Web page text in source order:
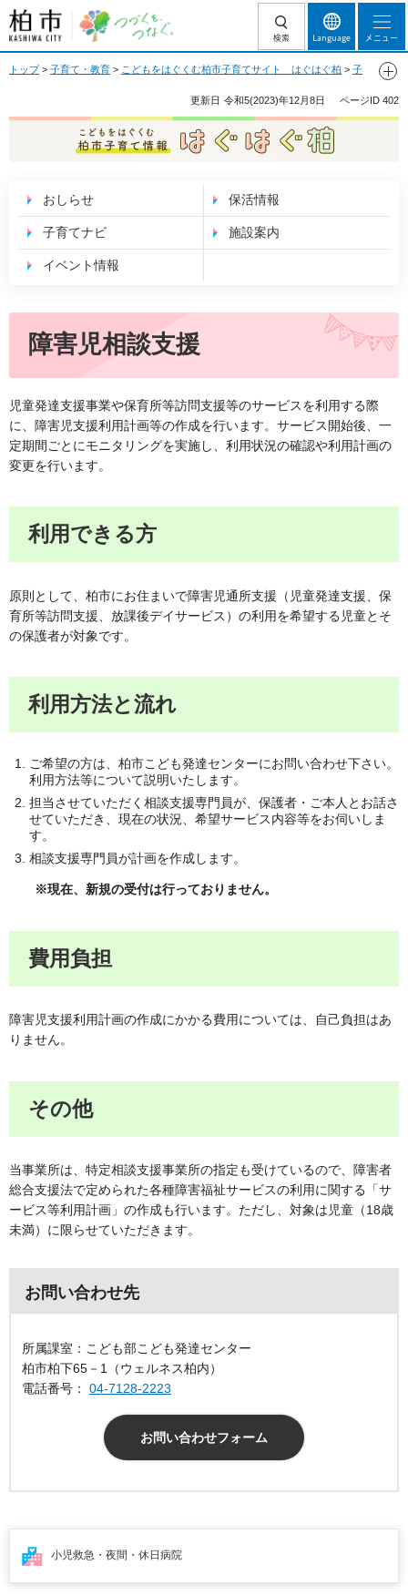
柏市 つづくを、
つなぐ。
検索 Language メニュー
トップ> 子育て・教育 > こどもをはぐくむ柏市子育てサイト はぐはぐ柏 > 子
更新日 令和5(2023)年12月8日 ページID 402
こどもをはぐくむ 柏市子育て情報 はぐはぐ
柏
おしらせ 保活情報
子育てナビ 施設案内
イベント情報
障害児相談支援
児童発達支援事業や保育所等訪問支援等のサービスを利用する際
に、障害児支援利用計画等の作成を行います。サービス開始後、一
定期間ごとにモニタリングを実施し、利用状況の確認や利用計画の
変更を行います。
利用できる方
原則として、柏市にお住まいで障害児通所支援（児童発達支援、保
育所等訪問支援、放課後デイサービス）の利用を希望する児童とそ
の保護者が対象です。
利用方法と流れ
ご希望の方は、柏市こども発達センターにお問い合わせ下さい。
利用方法等について説明いたします。
担当させていただく相談支援専門員が、保護者・ご本人とお話さ
せていただき、現在の状況、希望サービス内容等をお伺いしま
す。
相談支援専門員が計画を作成します。
※現在、新規の受付は行っておりません。
費用負担
障害児支援利用計画の作成にかかる費用については、自己負担はあ
りません。
その他
当事業所は、特定相談支援事業所の指定も受けているので、障害者
総合支援法で定められた各種障害福祉サービスの利用に関する「サ
ービス等利用計画」の作成も行います。ただし、対象は児童（18歳
未満）に限らせていただきます。
お問い合わせ先
所属課室：こども部こども発達センター
柏市柏下65－1（ウェルネス柏内）
電話番号：
04-7128-2223
お問い合わせフォーム
小児救急・夜間・ 休日病院